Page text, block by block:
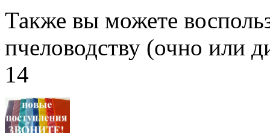
Также вы можете
пчеловодству (очно или
14